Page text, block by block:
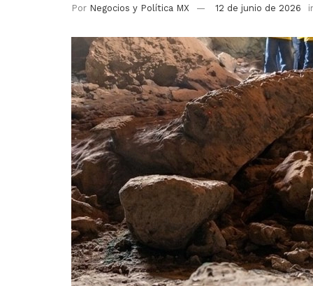
Por Negocios y Política MX 12 de junio de 2026